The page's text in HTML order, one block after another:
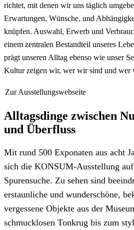
richtet, mit denen wir uns täglich
Erwartungen, Wünsche, und
knüpfen. Auswahl, Erwerb und
einem zentralen Bestandteil unseres
prägt unseren Alltag ebenso wie unser
Kultur zeigen wir, wer wir sind und wer
Zur Ausstellungswebseite
Alltagsdinge zwischen
und Überfluss
Mit rund 500 Exponaten aus acht
sich die KONSUM-Ausstellung
Spurensuche. Zu sehen sind
erstaunliche und wunderschöne,
vergessene Objekte aus der
schmucklosen Tonkrug bis zum